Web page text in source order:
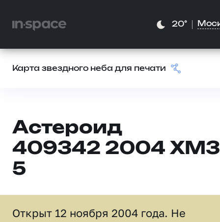
20°
Карта звездного неба для печати
Астероид
409342 2004 XM3
5
Открыт 12 ноября 2004 года. Не